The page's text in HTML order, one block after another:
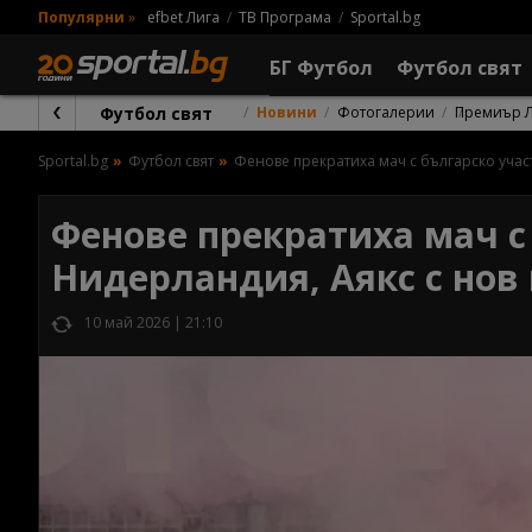
Популярни » efbet Лига ТВ Програма Sportal.bg
БГ Футбол Футбол свят
Футбол свят Новини Фотогалерии Премиър
Sportal.bg Футбол свят Фенове прекратиха мач с българско
Фенове прекратиха мач
Нидерландия, Аякс с нов
10 май 2026 | 21:10